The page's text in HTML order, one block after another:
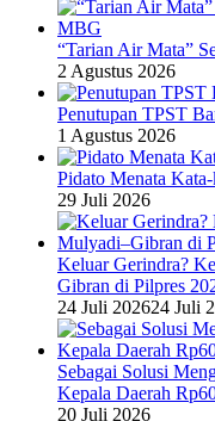
“Tarian Air Mata”
2 Agustus 2026
Penutupan TPST
1 Agustus 2026
Pidato Menata
29 Juli 2026
Keluar Gerindra?
Gibran di Pilpres
24 Juli 202624 Juli
Sebagai Solusi
Kepala Daerah
20 Juli 2026